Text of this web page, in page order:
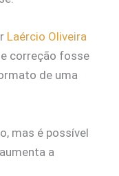
Laércio Oliveira
correção fosse
de uma
mas é possível
a